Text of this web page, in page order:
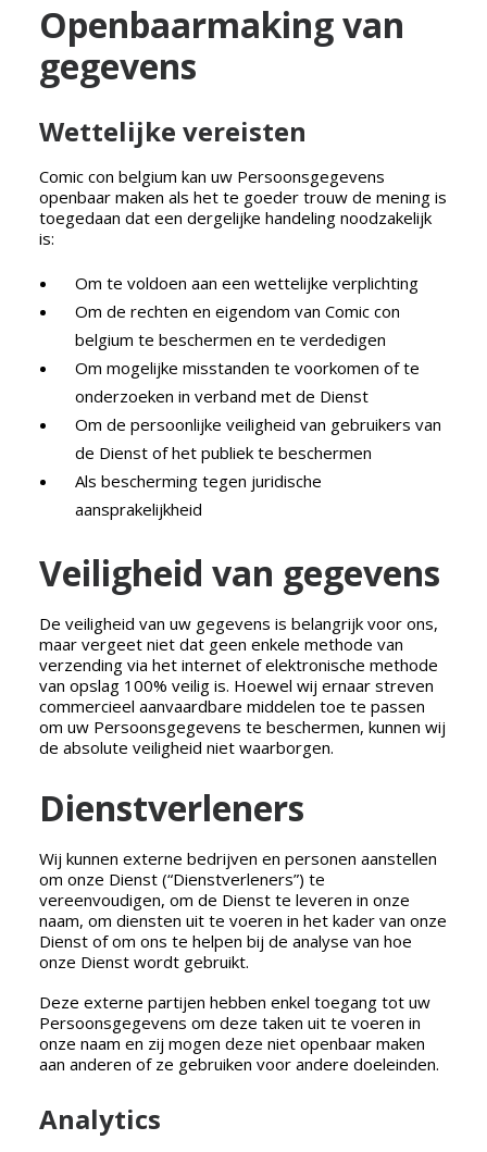
Openbaarmaking van
gegevens
Wettelijke vereisten
Comic con belgium kan uw Persoonsgegevens
openbaar maken als het te goeder trouw de mening is
toegedaan dat een dergelijke handeling noodzakelijk
is:
Om te voldoen aan een wettelijke verplichting
Om de rechten en eigendom van Comic con
belgium te beschermen en te verdedigen
Om mogelijke misstanden te voorkomen of te
onderzoeken in verband met de Dienst
Om de persoonlijke veiligheid van gebruikers van
de Dienst of het publiek te beschermen
Als bescherming tegen juridische
aansprakelijkheid
Veiligheid van gegevens
De veiligheid van uw gegevens is belangrijk voor ons,
maar vergeet niet dat geen enkele methode van
verzending via het internet of elektronische methode
van opslag 100% veilig is. Hoewel wij ernaar streven
commercieel aanvaardbare middelen toe te passen
om uw Persoonsgegevens te beschermen, kunnen wij
de absolute veiligheid niet waarborgen.
Dienstverleners
Wij kunnen externe bedrijven en personen aanstellen
om onze Dienst (“Dienstverleners”) te
vereenvoudigen, om de Dienst te leveren in onze
naam, om diensten uit te voeren in het kader van onze
Dienst of om ons te helpen bij de analyse van hoe
onze Dienst wordt gebruikt.
Deze externe partijen hebben enkel toegang tot uw
Persoonsgegevens om deze taken uit te voeren in
onze naam en zij mogen deze niet openbaar maken
aan anderen of ze gebruiken voor andere doeleinden.
Analytics